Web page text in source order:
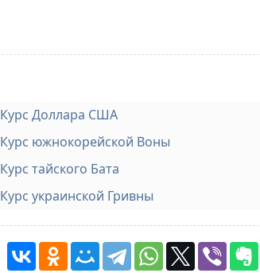
Курс Доллара США
Курс южнокорейской Воны
Курс тайского Бата
Курс украинской Гривны